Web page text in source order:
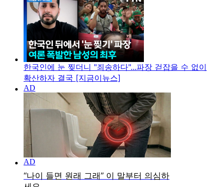
한국인에 눈 찢더니 "죄송하다"...파장 걷잡을 수 없이
확산하자 결국 [지금이뉴스]